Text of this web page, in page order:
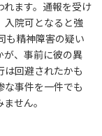
れます。通報を受け
入院可となると強
も精神障害の疑い
が、事前に彼の異
は回避されたかも
な事件を一件でも
せん。